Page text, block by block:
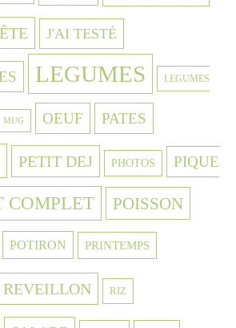
J'AI TESTÉ
LEGUMES LEGUMES
MUG OEUF PATES
PETIT DEJ PHOTOS PIQUE
COMPLET POISSON
POTIRON PRINTEMPS
REVEILLON RIZ